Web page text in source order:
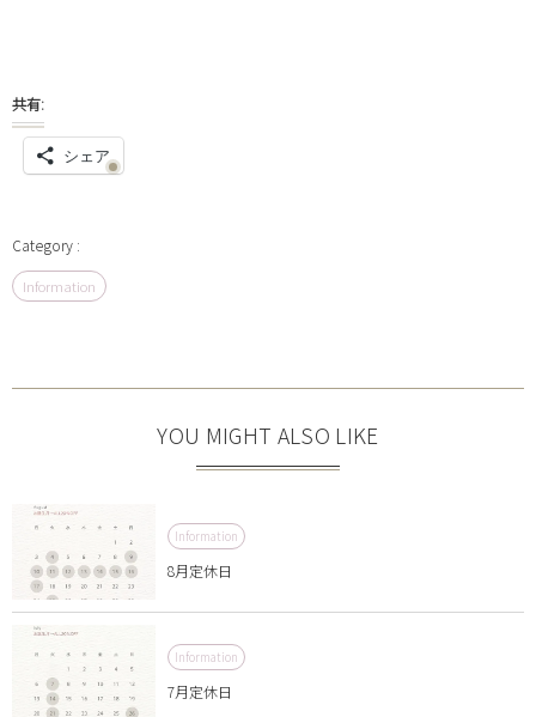
共有:
シェア
Information
YOU MIGHT ALSO LIKE
Information
8月定休日
Information
7月定休日